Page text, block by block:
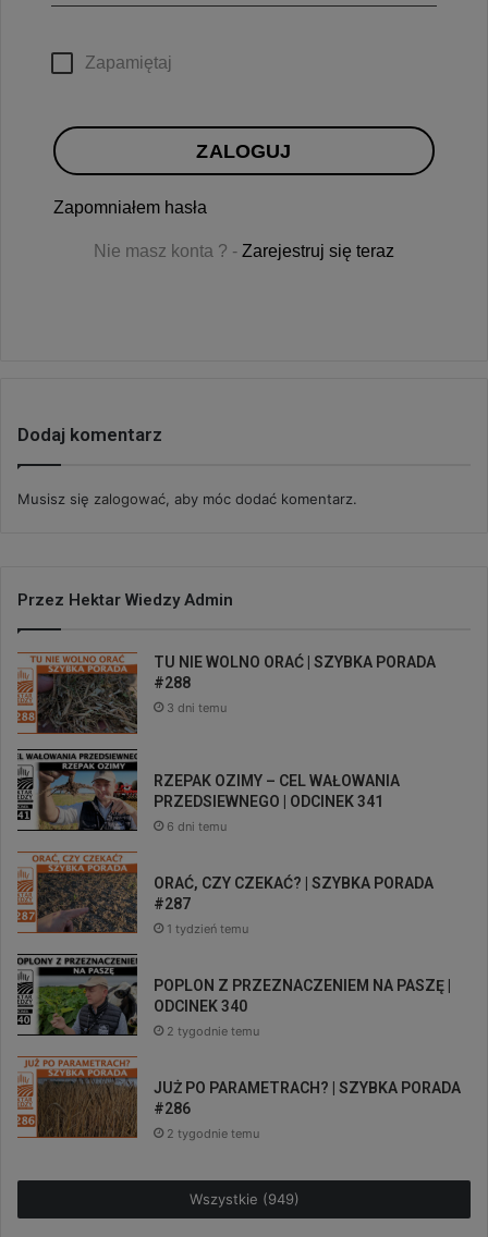
Zapamiętaj
ZALOGUJ
Zapomniałem hasła
Nie masz konta ? - Zarejestruj się teraz
Dodaj komentarz
Musisz się zalogować, aby móc dodać komentarz.
Przez Hektar Wiedzy Admin
TU NIE WOLNO ORAĆ | SZYBKA PORADA
#288
3 dni temu
RZEPAK OZIMY – CEL WAŁOWANIA
PRZEDSIEWNEGO | ODCINEK 341
6 dni temu
ORAĆ, CZY CZEKAĆ? | SZYBKA PORADA
#287
1 tydzień temu
POPLON Z PRZEZNACZENIEM NA PASZĘ |
ODCINEK 340
2 tygodnie temu
JUŻ PO PARAMETRACH? | SZYBKA PORADA
#286
2 tygodnie temu
Wszystkie (949)